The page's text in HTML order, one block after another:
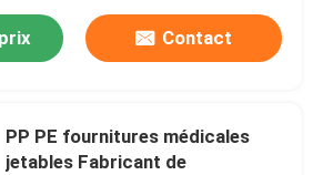
Contact
PP PE fournitures médicales
jetables Fabricant de